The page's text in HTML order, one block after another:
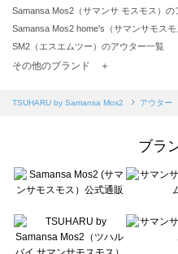
Samansa Mos2（サマンサ モスモス）の
Samansa Mos2 home's（サマンサモス
SM2（エスエムツー）のアウター一覧
TSUHARU by Samansa Mos2（ツハル
Samansa Mos2 blue（サマンサモスモス
sō4ū（ソウフォーユー）のアウター一覧
Te chichi（テチチ）のアウター一覧
Te chichi CLASSIC（テチチ クラシック
Lugnoncure（ルノンキュール）のアウタ
BETTY'S BLUE（べティーズブルー）の
その他のブランド ＋
TSUHARU by Samansa Mos2 アウター
ブラ